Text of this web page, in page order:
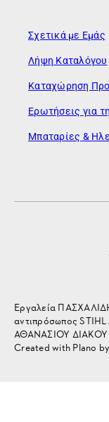
Σχετικά με Εμάς
Λήψη Καταλόγου
Καταχώρηση
Ερωτήσεις για
Μπαταρίες &
Εργαλεία
αντιπρόσωπος STIHL.
ΑΘΑΝΑΣΙΟΥ ΔΙΑΚΟΥ
Created with Plano by